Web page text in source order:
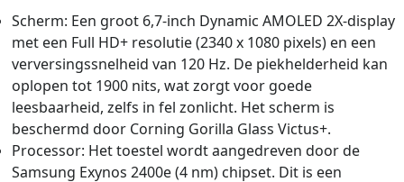
Scherm: Een groot 6,7-inch Dynamic AMOLED 2X-display
met een Full HD+ resolutie (2340 x 1080 pixels) en een
verversingssnelheid van 120 Hz. De piekhelderheid kan
oplopen tot 1900 nits, wat zorgt voor goede
leesbaarheid, zelfs in fel zonlicht. Het scherm is
beschermd door Corning Gorilla Glass Victus+.
Processor: Het toestel wordt aangedreven door de
Samsung Exynos 2400e (4 nm) chipset. Dit is een